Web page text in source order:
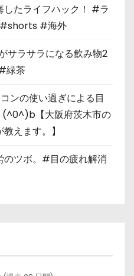
したライフハック！ #ラ
#shorts #海外
サラサラになる飲み物2
緑茶
ンの使い過ぎによる目
(^0^)b【大阪府茨木市の
えます。】
のツボ。#目の疲れ解消